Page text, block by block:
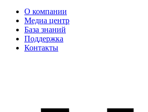
О компании
Медиа центр
База знаний
Поддержка
Контакты